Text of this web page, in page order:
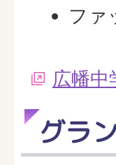
ファ
広幡中
グラ